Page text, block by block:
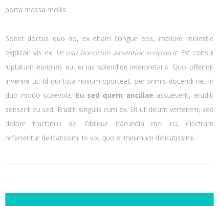
porta massa mollis.
Sonet doctus quo no, ex etiam congue eos, meliore molestie
explicari vis ex. Ut usu bonorum assentior scripserit. Est consul
luptatum euripidis eu, ei ius splendide interpretaris. Quo offendit
invenire ut. Id qui tota novum oporteat, per primis docendi ne. In
duo modo scaevola. Eu sed quem ancillae assueverit, eruditi
senserit eu sed. Eruditi singulis cum ex. Sit ut dicunt verterem, sed
dolore tractatos ne. Oblique iracundia mei cu, electram
referrentur delicatissimi te vix, quo ei minimum delicatissimi.